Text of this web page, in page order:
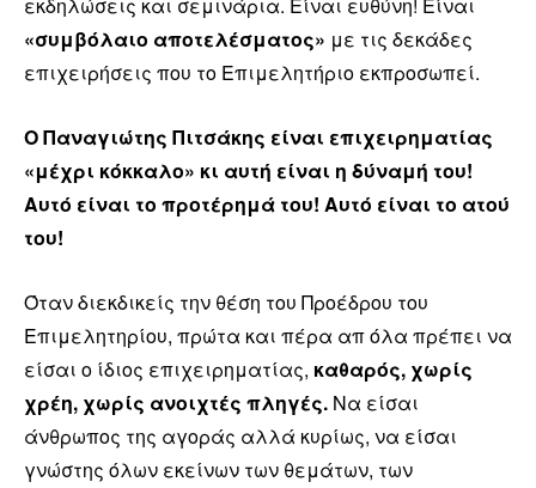
εκδηλώσεις και σεμινάρια. Είναι ευθύνη! Είναι
«συμβόλαιο αποτελέσματος» με τις δεκάδες
επιχειρήσεις που το Επιμελητήριο εκπροσωπεί.
Ο Παναγιώτης Πιτσάκης είναι επιχειρηματίας
«μέχρι κόκκαλο» κι αυτή είναι η δύναμή του!
Αυτό είναι το προτέρημά του! Αυτό είναι το ατού
του!
Όταν διεκδικείς την θέση του Προέδρου του
Επιμελητηρίου, πρώτα και πέρα απ όλα πρέπει να
είσαι ο ίδιος επιχειρηματίας, καθαρός, χωρίς
χρέη, χωρίς ανοιχτές πληγές. Να είσαι
άνθρωπος της αγοράς αλλά κυρίως, να είσαι
γνώστης όλων εκείνων των θεμάτων, των